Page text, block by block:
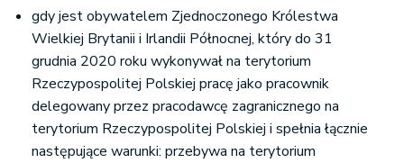
gdy jest obywatelem Zjednoczonego Królestwa
Wielkiej Brytanii i Irlandii Północnej, który do 31
grudnia 2020 roku wykonywał na terytorium
Rzeczypospolitej Polskiej pracę jako pracownik
delegowany przez pracodawcę zagranicznego na
terytorium Rzeczypospolitej Polskiej i spełnia łącznie
następujące warunki: przebywa na terytorium